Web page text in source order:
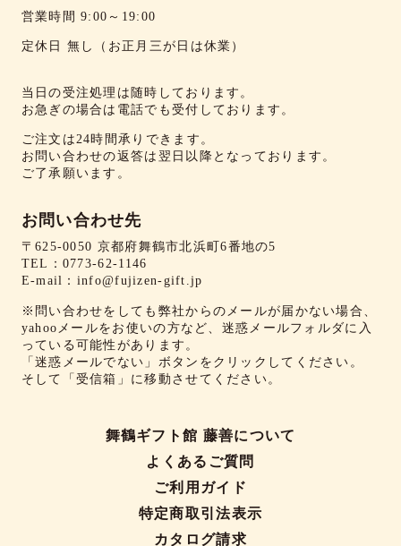
営業時間 9:00～19:00
定休日 無し（お正月三が日は休業）
当日の受注処理は随時しております。
お急ぎの場合は電話でも受付しております。
ご注文は24時間承りできます。
お問い合わせの返答は翌日以降となっております。
ご了承願います。
お問い合わせ先
〒625-0050 京都府舞鶴市北浜町6番地の5
TEL： 0773-62-1146
E-mail： info@fujizen-gift.jp
※問い合わせをしても弊社からのメールが届かない場合、
yahooメールをお使いの方など、迷惑メールフォルダに入
っている可能性があります。
「迷惑メールでない」ボタンをクリックしてください。
そして「受信箱」に移動させてください。
舞鶴ギフト館 藤善について
よくあるご質問
ご利用ガイド
特定商取引法表示
カタログ請求